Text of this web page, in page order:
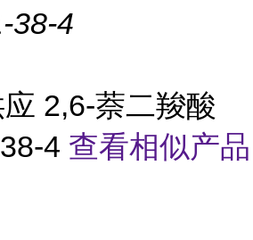
38-4
2,6-萘二羧酸
4 查看相似产品